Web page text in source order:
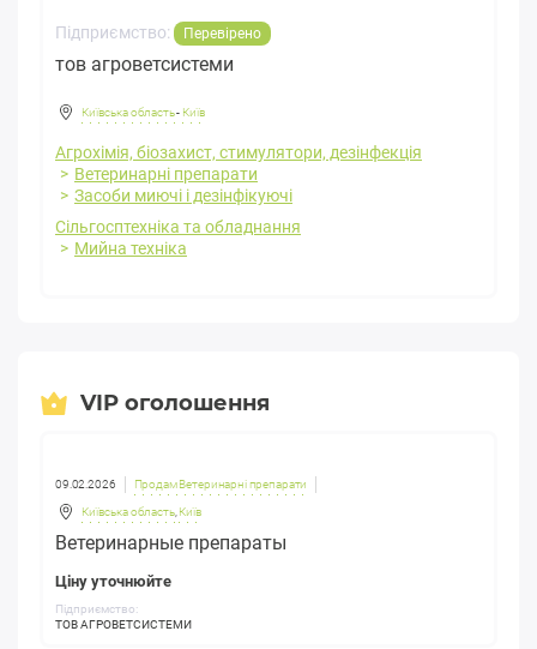
Підприємство: Перевірено
тов агроветсистеми
Київська область- Київ
Агрохімія, біозахист, стимулятори, дезінфекція
Ветеринарні препарати
Засоби миючі і дезінфікуючі
Сільгосптехніка та обладнання
Мийна техніка
VIP оголошення
09.02.2026 Продам Ветеринарні препарати
Київська область, Київ
Ветеринарные препараты
Ціну уточнюйте
Підприємство:
ТОВ АГРОВЕТСИСТЕМИ